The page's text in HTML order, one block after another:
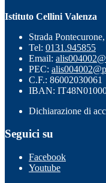
Istituto Cellini Valenza
Strada
Tel: 0131.945855
Email:
PEC:
C.F.: 86002030061
IBAN:
Dichiarazione di
Seguici su
Facebook
Youtube